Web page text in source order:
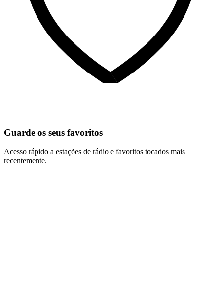
Guarde os seus favoritos
Acesso rápido a estações de rádio e favoritos tocados mais
recentemente.